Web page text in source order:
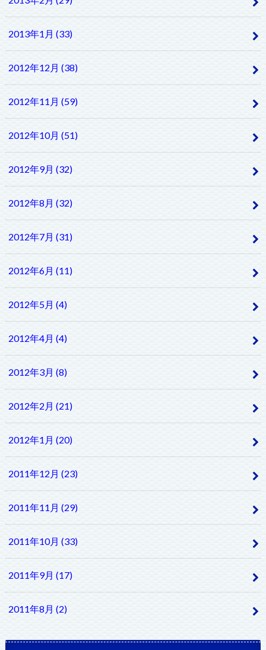
2013年1月 (33)
2012年12月 (38)
2012年11月 (59)
2012年10月 (51)
2012年9月 (32)
2012年8月 (32)
2012年7月 (31)
2012年6月 (11)
2012年5月 (4)
2012年4月 (4)
2012年3月 (8)
2012年2月 (21)
2012年1月 (20)
2011年12月 (23)
2011年11月 (29)
2011年10月 (33)
2011年9月 (17)
2011年8月 (2)